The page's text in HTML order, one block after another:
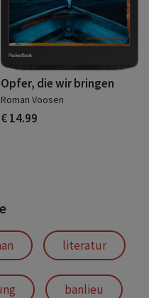
Opfer, die wir bringen
Roman Voosen
€ 14.99
literatur
banlieu